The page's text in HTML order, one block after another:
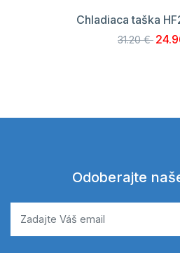
Chladiaca taška
31.20 €
Odoberajte